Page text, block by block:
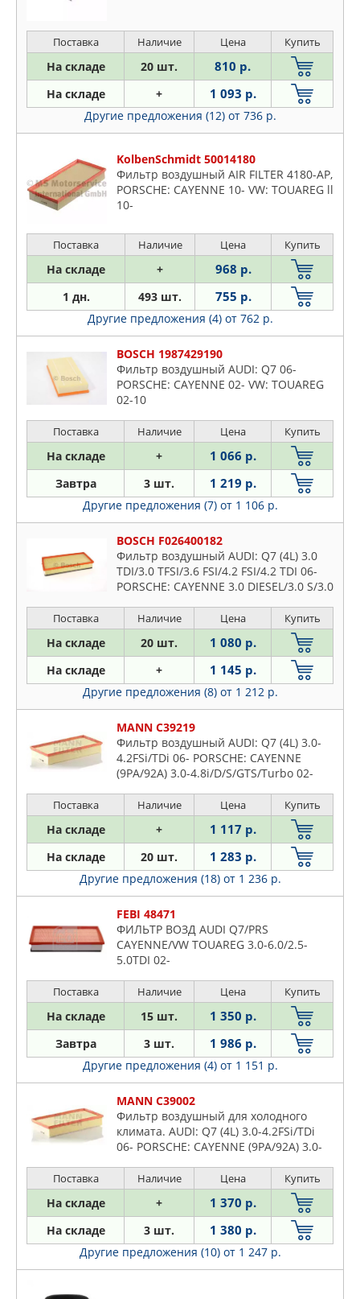
Поставка Наличие Цена Купить
На складе 20 шт. 810 р.
На складе + 1 093 р.
Другие предложения (12) от 736 р.
KolbenSchmidt 50014180
Фильтр воздушный AIR FILTER 4180-AP,
PORSCHE: CAYENNE 10- VW: TOUAREG ll
10-
Поставка Наличие Цена Купить
На складе + 968 р.
1 дн. 493 шт. 755 р.
Другие предложения (4) от 762 р.
BOSCH 1987429190
Фильтр воздушный AUDI: Q7 06-
PORSCHE: CAYENNE 02- VW: TOUAREG
02-10
Поставка Наличие Цена Купить
На складе + 1 066 р.
Завтра 3 шт. 1 219 р.
Другие предложения (7) от 1 106 р.
BOSCH F026400182
Фильтр воздушный AUDI: Q7 (4L) 3.0
TDI/3.0 TFSI/3.6 FSI/4.2 FSI/4.2 TDI 06-
PORSCHE: CAYENNE 3.0 DIESEL/3.0 S/3.0
S/4.8 TURB
Поставка Наличие Цена Купить
На складе 20 шт. 1 080 р.
На складе + 1 145 р.
Другие предложения (8) от 1 212 р.
MANN C39219
Фильтр воздушный AUDI: Q7 (4L) 3.0-
4.2FSi/TDi 06- PORSCHE: CAYENNE
(9PA/92A) 3.0-4.8i/D/S/GTS/Turbo 02-
6.0i/TSi/FSi/TDi/V6/V8/W12 02-
Поставка Наличие Цена Купить
На складе + 1 117 р.
На складе 20 шт. 1 283 р.
Другие предложения (18) от 1 236 р.
FEBI 48471
ФИЛЬТР ВОЗД AUDI Q7/PRS
CAYENNE/VW TOUAREG 3.0-6.0/2.5-
5.0TDI 02-
Поставка Наличие Цена Купить
На складе 15 шт. 1 350 р.
Завтра 3 шт. 1 986 р.
Другие предложения (4) от 1 151 р.
MANN C39002
Фильтр воздушный для холодного
климата. AUDI: Q7 (4L) 3.0-4.2FSi/TDi
06- PORSCHE: CAYENNE (9PA/92A) 3.0-
2.5-6.0i/FSi/TDi 02-
Поставка Наличие Цена Купить
На складе + 1 370 р.
На складе 3 шт. 1 380 р.
Другие предложения (10) от 1 247 р.